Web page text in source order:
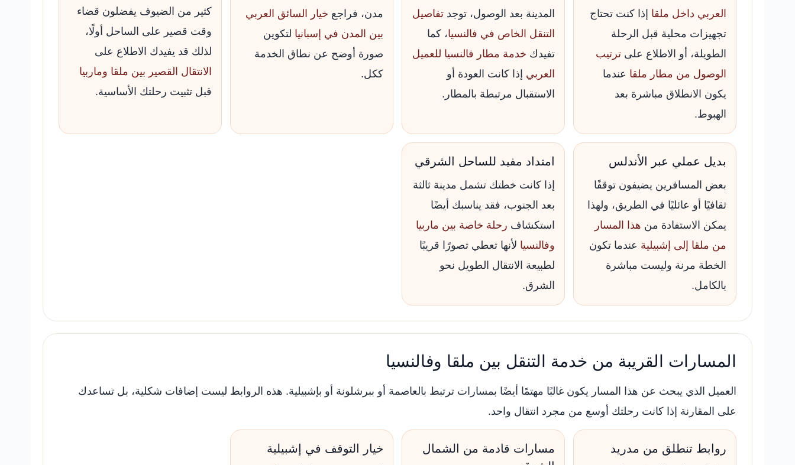
العربي داخل ملقا إذا كنت تحتاج
تجهيزات محلية قبل الرحلة
الطويلة، أو الاطلاع على ترتيب
الوصول من مطار ملقا عندما
يكون الانطلاق مباشرة بعد
الهبوط.
المدينة بعد الوصول، توجد تفاصيل
التنقل الخاص في فالنسيا، كما
تفيدك خدمة مطار فالنسيا للعميل
العربي إذا كانت العودة أو
الاستقبال مرتبطة بالمطار.
مدن، فراجع خيار السائق العربي
بين المدن في إسبانيا لتكوين
صورة أوضح عن نطاق الخدمة
ككل.
كثير من الضيوف يفضلون قضاء
وقت قصير على الساحل أولًا،
لذلك قد يفيدك الاطلاع على
الانتقال القصير بين ملقا وماربيا
قبل تثبيت رحلتك الأساسية.
بديل عملي عبر الأندلس
بعض المسافرين يضيفون توقفًا
ثقافيًا أو عائليًا في الطريق، ولهذا
يمكن الاستفادة من هذا المسار
من ملقا إلى إشبيلية عندما تكون
الخطة مرنة وليست مباشرة
بالكامل.
امتداد مفيد للساحل الشرقي
إذا كانت خطتك تشمل مدينة ثالثة
بعد الجنوب، فقد يناسبك أيضًا
استكشاف رحلة خاصة بين ماربيا
وفالنسيا لأنها تعطي تصورًا قريبًا
لطبيعة الانتقال الطويل نحو
الشرق.
المسارات القريبة من خدمة التنقل بين ملقا وفالنسيا
العميل الذي يبحث عن هذا المسار يكون غالبًا مهتمًا أيضًا بمسارات ترتبط بالعاصمة أو ببرشلونة أو بإشبيلية. هذه الروابط ليست إضافات شكلية، بل تساعدك
على المقارنة إذا كانت رحلتك أوسع من مجرد انتقال واحد.
روابط تنطلق من مدريد
مسارات قادمة من الشمال
خيار التوقف في إشبيلية